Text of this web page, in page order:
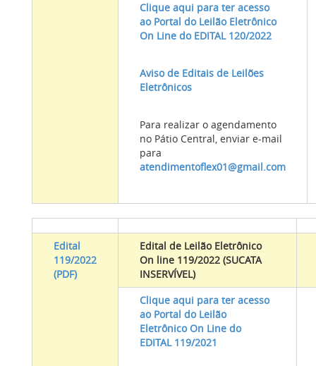
Clique aqui para ter acesso
ao Portal do Leilão Eletrônico
On Line do EDITAL 120/2022
Aviso de Editais de Leilões
Eletrônicos
Para realizar o agendamento
no Pátio Central, enviar e-mail
para
atendimentoflex01@gmail.com
Edital
119/2022
(PDF)
Edital de Leilão Eletrônico
On line 119/2022 (SUCATA
INSERVÍVEL)
Clique aqui para ter acesso
ao Portal do Leilão
Eletrônico On Line do
EDITAL 119/2021